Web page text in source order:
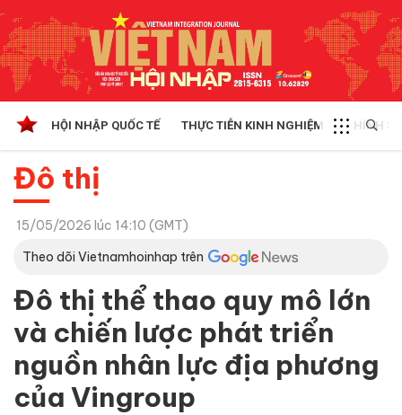
HỘI NHẬP QUỐC TẾ THỰC TIỄN KINH NGHIỆM CHÍNH
Đô thị
15/05/2026 lúc 14:10 (GMT)
Theo dõi Vietnamhoinhap trên
Đô thị thể thao quy mô lớn
và chiến lược phát triển
nguồn nhân lực địa phương
của Vingroup